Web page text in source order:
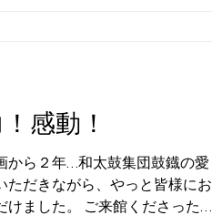
感動！
から２年…和太鼓集団鼓鐡の愛
ただきながら、やっと皆様にお
けました。 ご来館くださった